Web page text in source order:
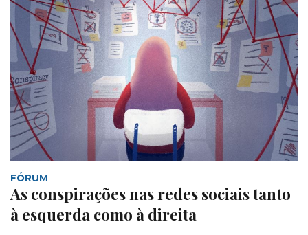
FÓRUM
As conspirações nas redes sociais tanto
à esquerda como à direita